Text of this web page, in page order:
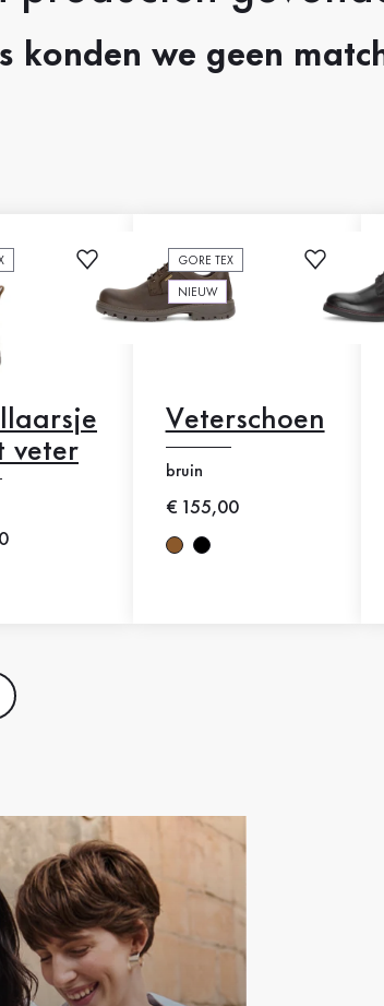
konden we geen
veter
GORE TEX
NIEUW
Veterschoen
bruin
Nieuwe prijs
€ 155,00